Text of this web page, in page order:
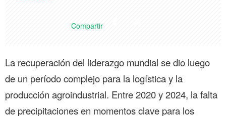
Compartir
La recuperación del liderazgo mundial se dio luego
de un período complejo para la logística y la
producción agroindustrial. Entre 2020 y 2024, la falta
de precipitaciones en momentos clave para los